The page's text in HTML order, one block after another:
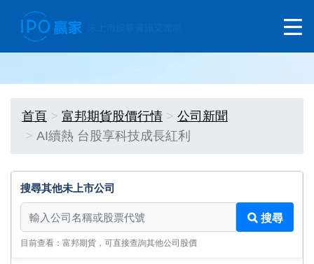
首頁 富邦期貨股價行情
公司新聞
AI續熱 台股享科技成長紅利
搜尋其他未上市公司
搜尋其他未上市公司
搜尋
目前查看：富邦期貨，可直接查詢其他公司股價